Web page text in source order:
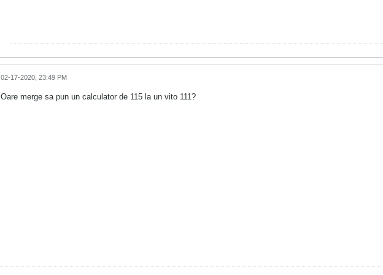
02-17-2020, 23:49 PM
Oare merge sa pun un calculator de 115 la un vito 111?